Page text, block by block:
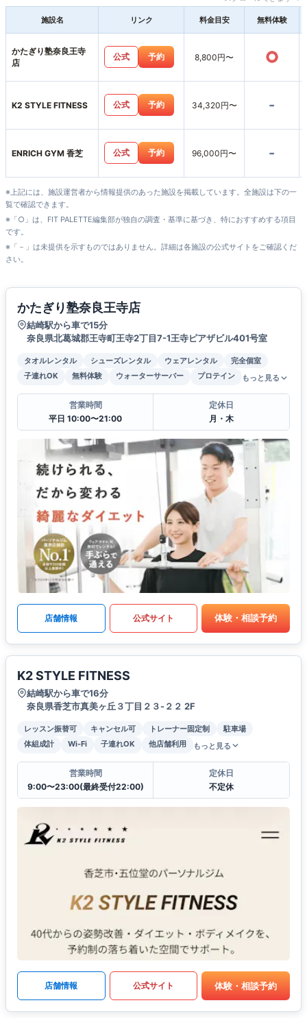
施設名 リンク 料金目安 無料体験
かたぎり塾奈良王寺
店
公式 予約 8,800円〜 ○
K2 STYLE FITNESS 公式 予約 34,320円〜 -
ENRICH GYM 香芝 公式 予約 96,000円〜 -
※上記には、施設運営者から情報提供のあった施設を掲載しています。全施設は下の一
覧で確認できます。
※「○」は、FIT PALETTE編集部が独自の調査・基準に基づき、特におすすめする項目
です。
※「－」は未提供を示すものではありません。詳細は各施設の公式サイトをご確認くだ
さい。
かたぎり塾奈良王寺店
結崎駅から車で15分
奈良県北葛城郡王寺町王寺2丁目7-1王寺ピアザビル401号室
タオルレンタル シューズレンタル ウェアレンタル
完全個室
子連れOK
無料体験 ウォーターサーバー プロテイン もっと見る
営業時間
平日 10:00〜21:00
定休日
月・木
店舗情報 公式サイト 体験・相談予約
K2 STYLE FITNESS
結崎駅から車で16分
奈良県香芝市真美ヶ丘３丁目２３-２２ 2F
レッスン振替可 キャンセル可 トレーナー固定制
駐車場
体組成計
Wi-Fi 子連れOK 他店舗利用 もっと見る
営業時間
9:00〜23:00(最終受付22:00)
定休日
不定休
店舗情報 公式サイト 体験・相談予約